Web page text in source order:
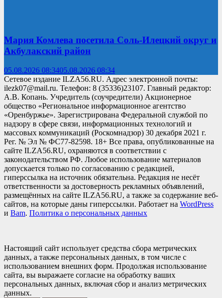
Мария Комлева посетила Соль-Илецкий округ и
Акбулакский район
05.08.2026 08:3405.08.2026 08:34
Сетевое издание ILZA56.RU. Адрес электронной почты:
ilezk07@mail.ru. Телефон: 8 (35336)23107. Главный редактор:
А.В. Копань. Учредитель (соучредители) Акционерное
общество «Региональное информационное агентство
«Оренбуржье». Зарегистрирована Федеральной службой по
надзору в сфере связи, информационных технологий и
массовых коммуникаций (Роскомнадзор) 30 декабря 2021 г.
Рег. № Эл № ФС77-82598. 18+ Все права, опубликованные на
сайте ILZA56.RU, охраняются в соответствии с
законодательством РФ. Любое использование материалов
допускается только по согласованию с редакцией,
гиперссылка на источник обязательна. Редакция не несёт
ответственности за достоверность рекламных объявлений,
размещённых на сайте ILZA56.RU, а также за содержание веб-
сайтов, на которые даны гиперссылки. Работает на WordPress
и Bam. Политика о персональных данных
Настоящий сайт использует средства сбора метрических
данных, а также персональных данных, в том числе с
использованием внешних форм. Продолжая использование
сайта, вы выражаете согласие на обработку ваших
персональных данных, включая сбор и анализ метрических
данных.